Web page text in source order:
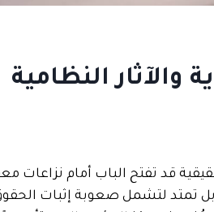
النظامية
قد تفتح الباب أمام
تمتد لتشمل صعوبة إثبات